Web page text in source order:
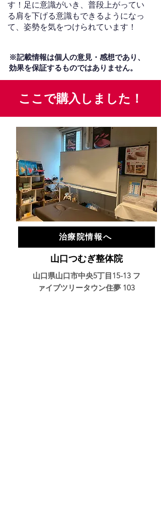
す！足に意識がいき、普段上がってい
る肩を下げる意識もできるようになっ
て、姿勢を気をつけられています！
※記載情報は個人の意見・感想であり、
効果を保証するものではありません。
ここで購入しました！
治療院情報へ
山口つむぎ整体院
山口県山口市中央5丁目15-13 フ
ァイブツリータウン住夢 103